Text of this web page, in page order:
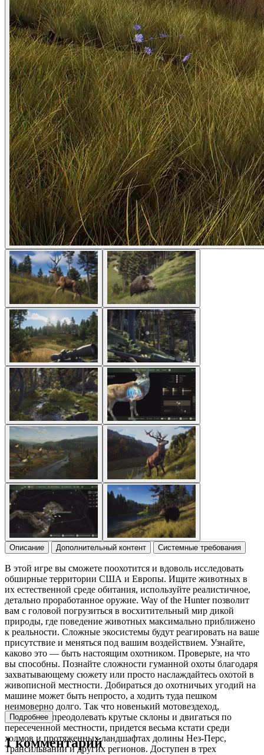
Описание Дополнительный контент Системные требования
В этой игре вы сможете поохотится и вдоволь исследовать
обширные территории США и Европы. Ищите животных в
их естественной среде обитания, используйте реалистичное,
детально проработанное оружие. Way of the Hunter позволит
вам с головой погрузиться в восхитительный мир дикой
природы, где поведение животных максимально приближено
к реальности. Сложные экосистемы будут реагировать на ваше
присутствие и меняться под вашим воздействием. Узнайте,
каково это — быть настоящим охотником. Проверьте, на что
вы способны. Познайте сложности гуманной охоты благодаря
захватывающему сюжету или просто наслаждайтесь охотой в
живописной местности. Добираться до охотничьих угодий на
машине может быть непросто, а ходить туда пешком
неимоверно долго. Так что новенький мотовездеход,
способный преодолевать крутые склоны и двигаться по
пересеченной местности, придется весьма кстати среди
холмов и протяженных ландшафтах долины Нез-Перс,
Трансильвании и других регионов. Доступен в трех
Подробнее
1 комментарий